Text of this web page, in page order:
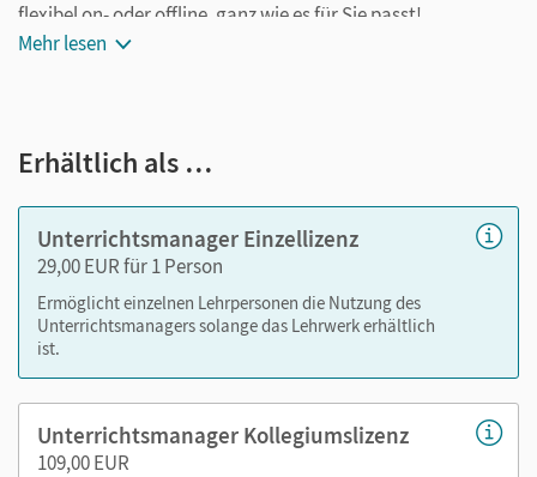
flexibel on- oder offline, ganz wie es für Sie passt!
Ihr Unterrichtsmanager enthält:
Aufgaben und vertonte Worterklärungen)
Mathekompetenzen sind kleinschrittig und kompakt
erklärt)
durchgerechnete Lösungen zum Schulbuch
Arbeitsheft und Arbeitsheft mit Lösungen
Arbeitsheft und Arbeitsheft mit Lösungen für Lernende
mit erhöhtem Förderbedarf für den inklusiven
Unterricht
alle Handreichungen (mit Selbsteinschätzungsbögen,
editierbaren Kopiervorlagen und didaktischen
Mehr lesen
Erhältlich als …
Unterrichtsmanager Einzellizenz
29,00 EUR für 1 Person
Ermöglicht einzelnen Lehrpersonen die Nutzung des
Unterrichtsmanagers solange das Lehrwerk erhältlich
ist.
Unterrichtsmanager Kollegiumslizenz
109,00 EUR